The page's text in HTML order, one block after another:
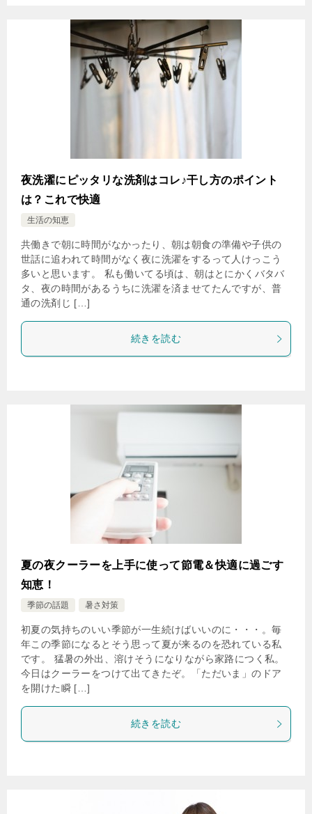
夜洗濯にピッタリな洗剤はコレ♪干し方のポイント
は？これで快適
生活の知恵
共働きで朝に時間がなかったり、朝は朝食の準備や子供の
世話に追われて時間がなく夜に洗濯をするって人けっこう
多いと思います。 私も働いてる頃は、朝はとにかくバタバ
タ、夜の時間があるうちに洗濯を済ませてたんですが、普
通の洗剤じ […]
続きを読む
夏の夜クーラーを上手に使って節電＆快適に過ごす
知恵！
季節の話題 暑さ対策
初夏の気持ちのいい季節が一生続けばいいのに・・・。毎
年この季節になるとそう思って夏が来るのを恐れている私
です。 猛暑の外出、溶けそうになりながら家路につく私。
今日はクーラーをつけて出てきたぞ。「ただいま」のドア
を開けた瞬 […]
続きを読む